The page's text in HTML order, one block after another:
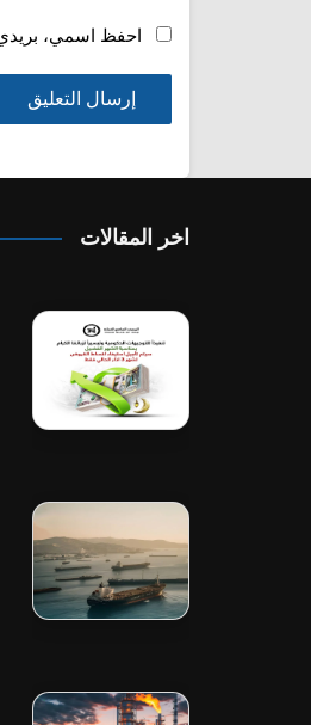
احفظ اسمي، بريدي
اخر المقالات